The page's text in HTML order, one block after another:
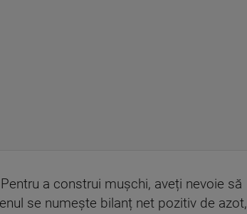
a construi mușchi, aveți nevoie să
se numește bilanț net pozitiv de azot,